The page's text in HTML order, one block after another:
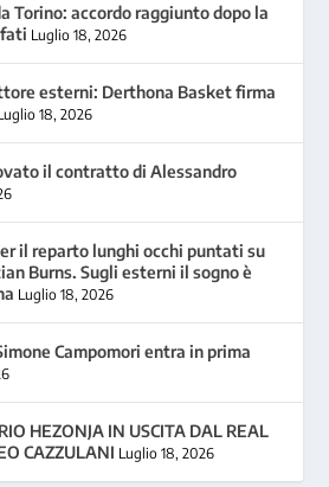
Torino: accordo raggiunto dopo la
Luglio 18, 2026
esterni: Derthona Basket firma
18, 2026
il contratto di Alessandro
il reparto lunghi occhi puntati su
Burns. Sugli esterni il sogno è
Luglio 18, 2026
Campomori entra in prima
HEZONJA IN USCITA DAL REAL
CAZZULANI Luglio 18, 2026